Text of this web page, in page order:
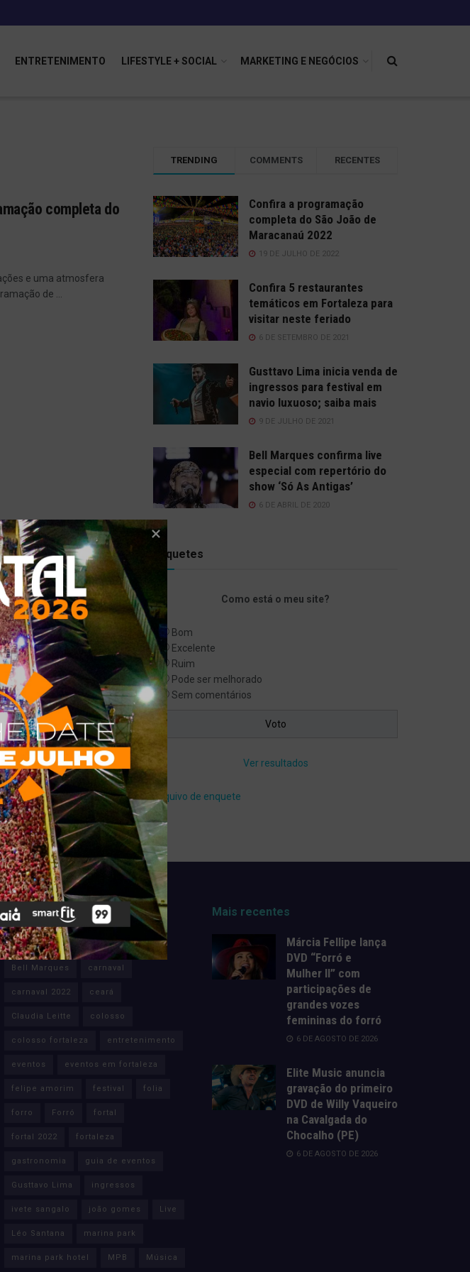
ENTRETENIMENTO LIFESTYLE + SOCIAL MARKETING E NEGÓCIOS
completa do
e uma atmosfera
de ...
TRENDING COMMENTS RECENTES
Confira a programação
completa do São João de
Maracanaú 2022
19 DE JULHO DE 2022
Confira 5 restaurantes
temáticos em Fortaleza para
visitar neste feriado
6 DE SETEMBRO DE 2021
Gusttavo Lima inicia venda de
ingressos para festival em
navio luxuoso; saiba mais
9 DE JULHO DE 2021
Bell Marques confirma live
especial com repertório do
show ‘Só As Antigas’
6 DE ABRIL DE 2020
Enquetes
Como está o meu site?
Bom
Excelente
Ruim
Pode ser melhorado
Sem comentários
Ver resultados
Arquivo de enquete
Tags
Anitta Axé Banda Eva
Bell Marques carnaval
carnaval 2022 ceará
Claudia Leitte colosso
colosso fortaleza entretenimento
eventos eventos em fortaleza
felipe amorim festival folia
forro Forró fortal
fortal 2022 fortaleza
gastronomia guia de eventos
Gusttavo Lima ingressos
ivete sangalo joão gomes Live
Léo Santana marina park
marina park hotel MPB Música
Mais recentes
Márcia Fellipe lança
DVD “Forró e
Mulher II” com
participações de
grandes vozes
femininas do forró
6 DE AGOSTO DE 2026
Elite Music anuncia
gravação do primeiro
DVD de Willy Vaqueiro
na Cavalgada do
Chocalho (PE)
6 DE AGOSTO DE 2026